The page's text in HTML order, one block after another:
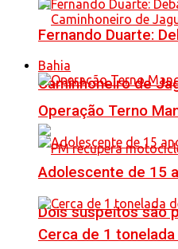
Caminhoneiro de
Dois suspeitos são
Fernando Duarte:
Bahia
Operação Terno
Adolescente de 15
Cerca de 1